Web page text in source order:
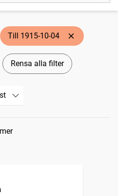
Till 1915-10-04
Rensa alla filter